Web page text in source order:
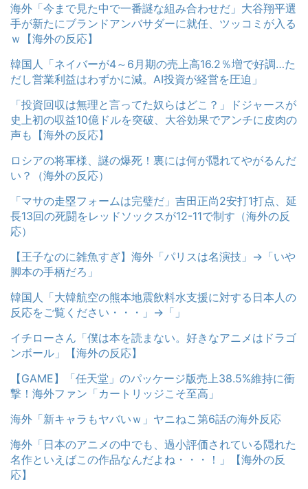
海外「今まで見た中で一番謎な組み合わせだ」大谷翔平選
手が新たにブランドアンバサダーに就任、ツッコミが入る
ｗ【海外の反応】
韓国人「ネイバーが4～6月期の売上高16.2％増で好調…た
だし営業利益はわずかに減。AI投資が経営を圧迫」
「投資回収は無理と言ってた奴らはどこ？」ドジャースが
史上初の収益10億ドルを突破、大谷効果でアンチに皮肉の
声も【海外の反応】
ロシアの将軍様、謎の爆死！裏には何が隠れてやがるんだ
い？（海外の反応）
「マサの走塁フォームは完璧だ」吉田正尚2安打1打点、延
長13回の死闘をレッドソックスが12-11で制す（海外の反
応）
【王子なのに雑魚すぎ】海外「パリスは名演技」→「いや
脚本の手柄だろ」
韓国人「大韓航空の熊本地震飲料水支援に対する日本人の
反応をご覧ください・・・」→「」
イチローさん「僕は本を読まない。好きなアニメはドラゴ
ンボール」【海外の反応】
【GAME】「任天堂」のパッケージ版売上38.5%維持に衝
撃！海外ファン「カートリッジこそ至高」
海外「新キャラもヤバいｗ」ヤニねこ第6話の海外反応
海外「日本のアニメの中でも、過小評価されている隠れた
名作といえばこの作品なんだよね・・・！」【海外の反
応】